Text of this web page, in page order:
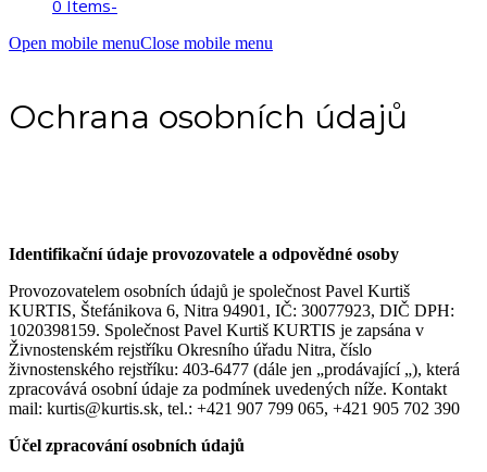
0 Items-
Open mobile menuClose mobile menu
Ochrana osobních údajů
Identifikační údaje provozovatele a odpovědné osoby
Provozovatelem osobních údajů je společnost Pavel Kurtiš
KURTIS, Štefánikova 6, Nitra 94901, IČ: 30077923, DIČ DPH:
1020398159. Společnost Pavel Kurtiš KURTIS je zapsána v
Živnostenském rejstříku Okresního úřadu Nitra, číslo
živnostenského rejstříku: 403-6477 (dále jen „prodávající „), která
zpracovává osobní údaje za podmínek uvedených níže. Kontakt
mail: kurtis@kurtis.sk, tel.: +421 907 799 065, +421 905 702 390
Účel zpracování osobních údajů